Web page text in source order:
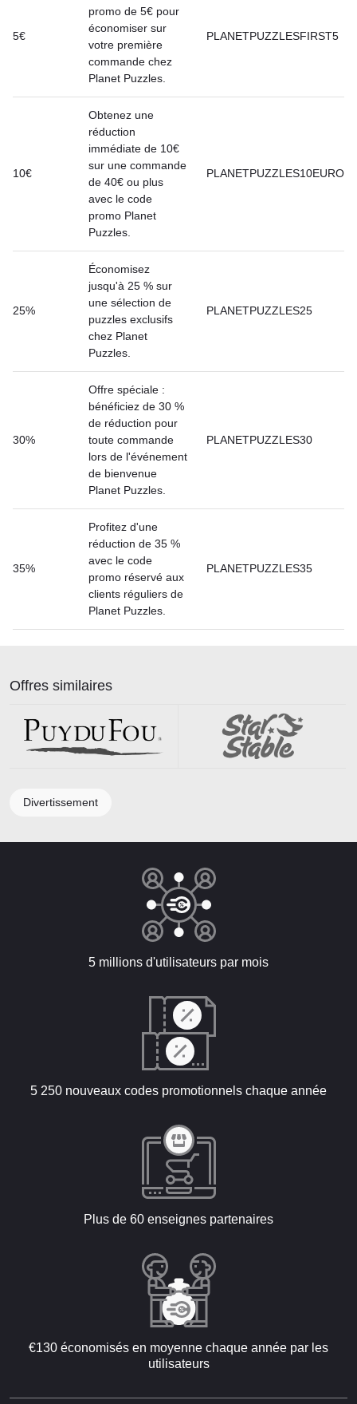
5€
promo de 5€ pour
économiser sur
votre première
commande chez
Planet Puzzles.
PLANETPUZZLESFIRST5
10€
Obtenez une
réduction
immédiate de 10€
sur une commande
de 40€ ou plus
avec le code
promo Planet
Puzzles.
PLANETPUZZLES10EURO
25%
Économisez
jusqu'à 25 % sur
une sélection de
puzzles exclusifs
chez Planet
Puzzles.
PLANETPUZZLES25
30%
Offre spéciale :
bénéficiez de 30 %
de réduction pour
toute commande
lors de l'événement
de bienvenue
Planet Puzzles.
PLANETPUZZLES30
35%
Profitez d'une
réduction de 35 %
avec le code
promo réservé aux
clients réguliers de
Planet Puzzles.
PLANETPUZZLES35
Offres similaires
Divertissement
5 millions d'utilisateurs par mois
5 250 nouveaux codes promotionnels chaque année
Plus de 60 enseignes partenaires
€130 économisés en moyenne chaque année par les
utilisateurs